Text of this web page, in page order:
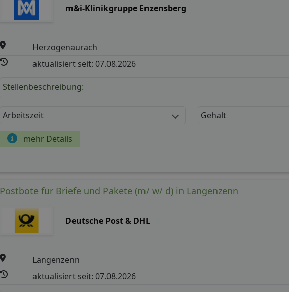
m&i-Klinikgruppe Enzensberg
Herzogenaurach
aktualisiert seit: 07.08.2026
Stellenbeschreibung:
Arbeitszeit Gehalt
mehr Details
Postbote für Briefe und Pakete (m/ w/ d) in Langenzenn
Deutsche Post & DHL
Langenzenn
aktualisiert seit: 07.08.2026